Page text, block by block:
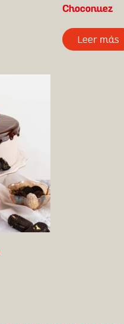
Choconuez
Leer más